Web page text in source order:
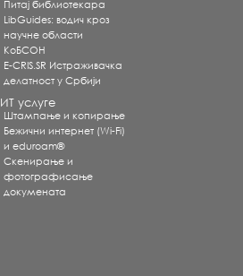
Питај библиотекара
LibGuides: водич кроз
научне области
КоБСОН
E-CRIS.SR Истраживачка
делатност у Србији
ИТ услуге
Штампање и копирање
Бежични интернет (Wi-Fi)
и eduroam®
Скенирање и
фотографисање
докумената